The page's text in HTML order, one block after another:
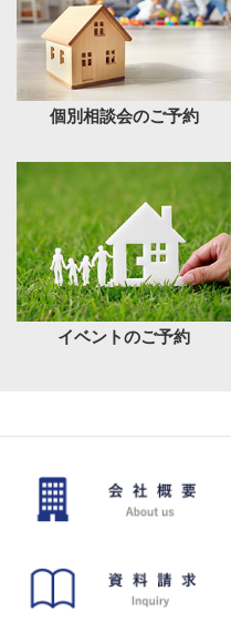
個別相談会のご予約
イベントのご予約